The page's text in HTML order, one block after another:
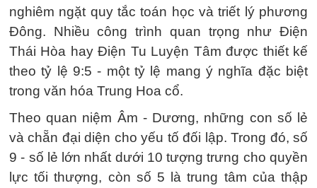
nghiêm ngặt quy tắc toán học và triết lý phương
Đông. Nhiều công trình quan trọng như Điện
Thái Hòa hay Điện Tu Luyện Tâm được thiết kế
theo tỷ lệ 9:5 - một tỷ lệ mang ý nghĩa đặc biệt
trong văn hóa Trung Hoa cổ.
Theo quan niệm Âm - Dương, những con số lẻ
và chẵn đại diện cho yếu tố đối lập. Trong đó, số
9 - số lẻ lớn nhất dưới 10 tượng trưng cho quyền
lực tối thượng, còn số 5 là trung tâm của thập